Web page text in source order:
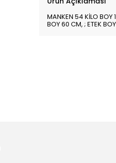
MANKEN 54 KİLO BOY
BOY 60 CM, ; ETEK